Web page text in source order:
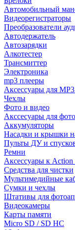
Автомобильный
Видеорегистраторы
Преобразователи
Автодержатель
Автозарядки
Алкотестер
Трансмиттер
Электроника
mp3 плееры
Аксессуары для
Чехлы
Фото и видео
Акссесуары для
Аккумуляторы
Насадки и крышки
Пульты ДУ и
Ремни
Аксессуары к Action
Средства для чистки
Мультимедийные
Сумки и чехлы
Штативы для
Видеокамеры
Карты памяти
Micro SD / SD HC